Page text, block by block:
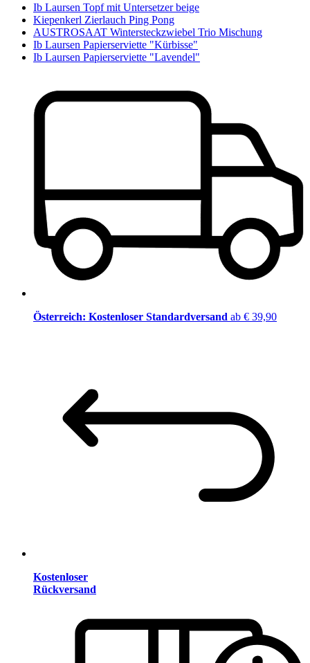
Ib Laursen Topf mit Untersetzer beige
Kiepenkerl Zierlauch Ping Pong
AUSTROSAAT Wintersteckzwiebel Trio Mischung
Ib Laursen Papierserviette "Kürbisse"
Ib Laursen Papierserviette "Lavendel"
Österreich: Kostenloser Standardversand ab € 39,90
Kostenloser
Rückversand